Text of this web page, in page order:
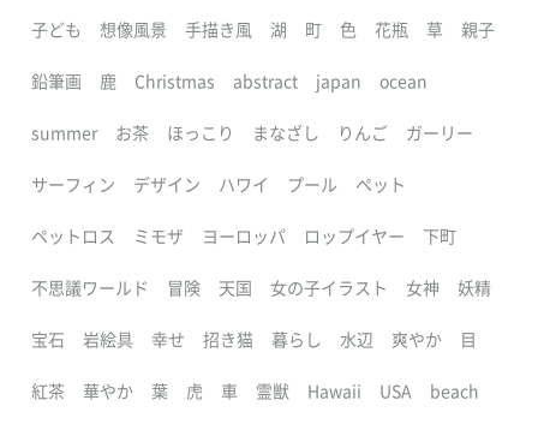
子ども 想像風景 手描き風 湖 町 色 花瓶 草 親子
鉛筆画 鹿 Christmas abstract japan ocean
summer お茶 ほっこり まなざし りんご ガーリー
サーフィン デザイン ハワイ プール ペット
ペットロス ミモザ ヨーロッパ ロップイヤー 下町
不思議ワールド 冒険 天国 女の子イラスト 女神 妖精
宝石 岩絵具 幸せ 招き猫 暮らし 水辺 爽やか 目
紅茶 華やか 葉 虎 車 霊獣 Hawaii USA beach